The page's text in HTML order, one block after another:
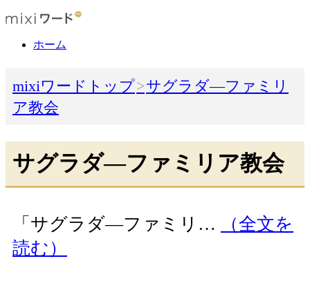
ホーム
mixiワードトップ
サグラダ―ファミリ
ア教会
サグラダ―ファミリア教会
「サグラダ―ファミリ…
（全文を
読む）